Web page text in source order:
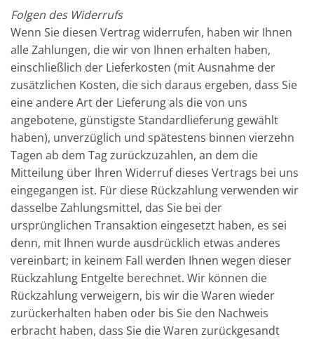
Folgen des Widerrufs
Wenn Sie diesen Vertrag widerrufen, haben wir Ihnen
alle Zahlungen, die wir von Ihnen erhalten haben,
einschließlich der Lieferkosten (mit Ausnahme der
zusätzlichen Kosten, die sich daraus ergeben, dass Sie
eine andere Art der Lieferung als die von uns
angebotene, günstigste Standardlieferung gewählt
haben), unverzüglich und spätestens binnen vierzehn
Tagen ab dem Tag zurückzuzahlen, an dem die
Mitteilung über Ihren Widerruf dieses Vertrags bei uns
eingegangen ist. Für diese Rückzahlung verwenden wir
dasselbe Zahlungsmittel, das Sie bei der
ursprünglichen Transaktion eingesetzt haben, es sei
denn, mit Ihnen wurde ausdrücklich etwas anderes
vereinbart; in keinem Fall werden Ihnen wegen dieser
Rückzahlung Entgelte berechnet. Wir können die
Rückzahlung verweigern, bis wir die Waren wieder
zurückerhalten haben oder bis Sie den Nachweis
erbracht haben, dass Sie die Waren zurückgesandt